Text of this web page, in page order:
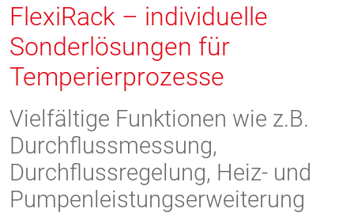
FlexiRack – individuelle
Sonderlösungen für
Temperierprozesse
Vielfältige Funktionen wie z.B.
Durchflussmessung,
Durchflussregelung, Heiz- und
Pumpenleistungserweiterung